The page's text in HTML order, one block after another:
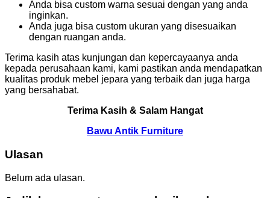
Anda bisa custom warna sesuai dengan yang anda
inginkan.
Anda juga bisa custom ukuran yang disesuaikan
dengan ruangan anda.
Terima kasih atas kunjungan dan kepercayaanya anda
kepada perusahaan kami, kami pastikan anda mendapatkan
kualitas produk mebel jepara yang terbaik dan juga harga
yang bersahabat.
Terima Kasih & Salam Hangat
Bawu Antik Furniture
Ulasan
Belum ada ulasan.